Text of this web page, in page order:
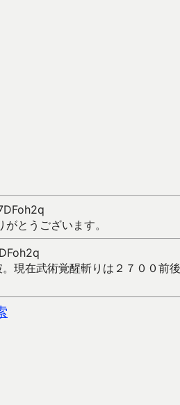
とうございます。
現在武術覚醒斬りは２７００前